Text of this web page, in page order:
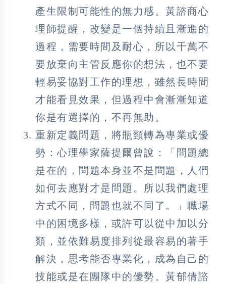
產生限制可能性的無力感。黃諮商心
理師提醒，改變是一個持續且漸進的
過程，需要時間及耐心，所以千萬不
要放棄向主管反應你的想法，也不要
輕易妥協對工作的理想，雖然長時間
才能看見效果，但過程中會漸漸知道
你是有選擇的，不再無助。
重新定義問題，將瓶頸轉為專業或優
勢：心理學家薩提爾曾說：「問題總
是在的，問題本身並不是問題，人們
如何去應對才是問題。所以我們處理
方式不同，問題也就不同了。」職場
中的困境多樣，或許可以從中加以分
類，並依難易度排列從最容易的著手
解決，思考能否專業化，成為自己的
技能或是在團隊中的優勢。黃郁倩諮